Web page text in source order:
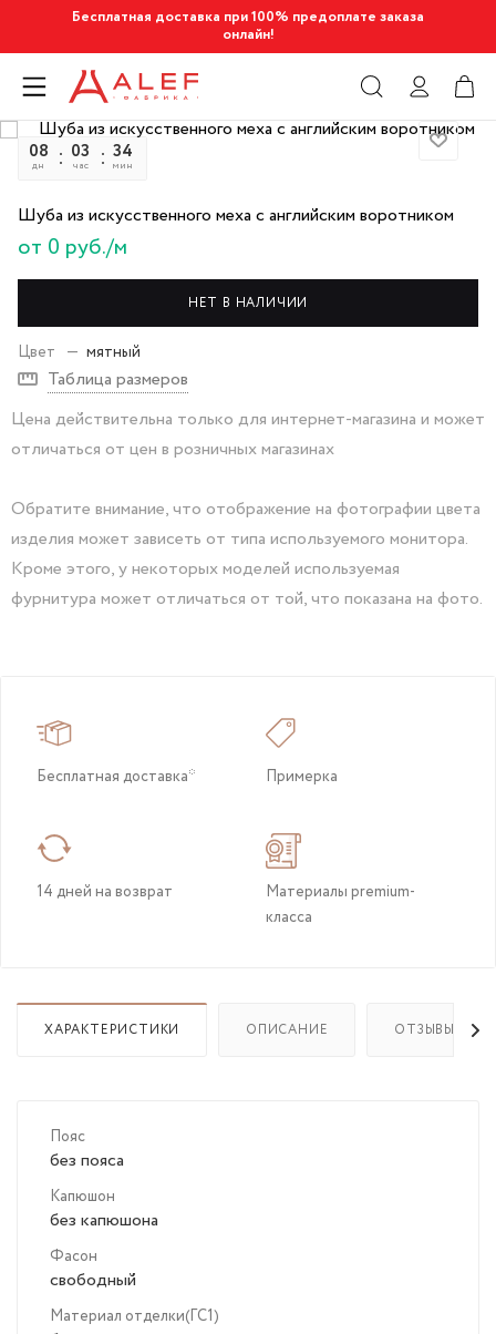
Бесплатная доставка при 100% предоплате заказа
онлайн!
08
дн
03
час
34
мин
Шуба из искусственного меха с английским воротником
от 0 руб./м
НЕТ В НАЛИЧИИ
Цвет — мятный
Таблица размеров
Цена действительна только для интернет-магазина и может
отличаться от цен в розничных магазинах
Обратите внимание, что отображение на фотографии цвета
изделия может зависеть от типа используемого монитора.
Кроме этого, у некоторых моделей используемая
фурнитура может отличаться от той, что показана на фото.
Бесплатная доставка* Примерка
14 дней на возврат
Материалы premium-
класса
ХАРАКТЕРИСТИКИ ОПИСАНИЕ ОТЗЫВЫ
Пояс
без пояса
Капюшон
без капюшона
Фасон
свободный
Материал отделки(ГС1)